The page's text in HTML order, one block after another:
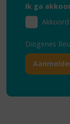
Ik ga
Akkoord
Diogenes